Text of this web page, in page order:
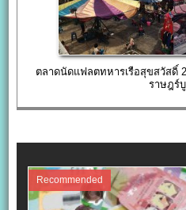
ตลาดนัดแฟลตทหารเรือสุขสวัสดิ์
ราษฎร์
Recommended